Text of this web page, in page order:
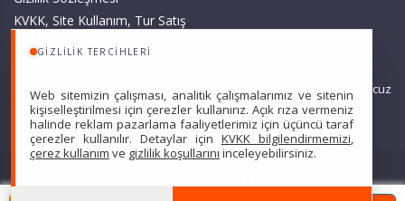
GIZLILIK TERCIHLERI
Web sitemizin çalışması, analitik çalışmalarımız ve sitenin
kişiselleştirilmesi için çerezler kullanırız. Açık rıza vermeniz
halinde reklam pazarlama faaliyetlerimiz için üçüncü taraf
çerezler kullanılır. Detaylar için KVKK bilgilendirmemizi,
çerez kullanım ve gizlilik koşullarını inceleyebilirsiniz.
KVKK, Site Kullanım, Tur Satış
ve Üyelik Sözleşmesi
Sitemizde anılan tüm fiyatlar, geçerli kartlar ile tek ödemede, en ucuz
başlangıç fiyatlardır ve yeterli kontenjan olması durumunda
geçerlidir.